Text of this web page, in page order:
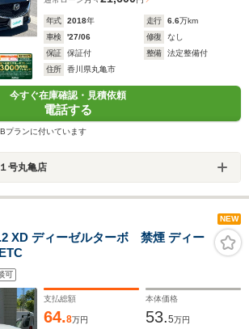
年式 2018年 走行 6.6万km
車検
'27/06 修復
なし
保証
保証付 整備
法定整備付
住所
香川県丸亀市
今すぐ在庫確認・見積依頼
電話する
プランに付いています
号丸亀店
NEW
XD ディーゼルターボ 禁煙 ディー
可
支払総額
64.8万円
本体価格
53.5万円